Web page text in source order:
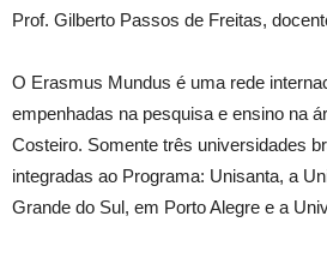
Prof. Gilberto Passos de Freitas,
O Erasmus Mundus é uma rede
empenhadas na pesquisa e ensino na
Costeiro. Somente três universidades
integradas ao Programa: Unisanta, a
Grande do Sul, em Porto Alegre e a